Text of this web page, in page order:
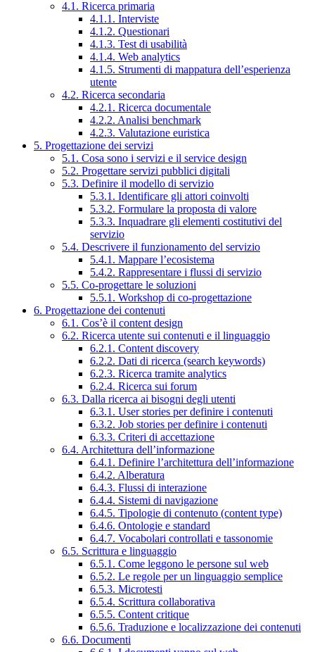
4.1. Ricerca primaria
4.1.1. Interviste
4.1.2. Questionari
4.1.3. Test di usabilità
4.1.4. Web analytics
4.1.5. Strumenti di mappatura dell’esperienza
utente
4.2. Ricerca secondaria
4.2.1. Ricerca documentale
4.2.2. Analisi benchmark
4.2.3. Valutazione euristica
5. Progettazione dei servizi
5.1. Cosa sono i servizi e il service design
5.2. Progettare servizi pubblici digitali
5.3. Definire il modello di servizio
5.3.1. Identificare gli attori coinvolti
5.3.2. Formulare la proposta di valore
5.3.3. Inquadrare gli elementi costitutivi del
servizio
5.4. Descrivere il funzionamento del servizio
5.4.1. Mappare l’ecosistema
5.4.2. Rappresentare i flussi di servizio
5.5. Co-progettare le soluzioni
5.5.1. Workshop di co-progettazione
6. Progettazione dei contenuti
6.1. Cos’è il content design
6.2. Ricerca utente sui contenuti e il linguaggio
6.2.1. Content discovery
6.2.2. Dati di ricerca (search keywords)
6.2.3. Ricerca tramite analytics
6.2.4. Ricerca sui forum
6.3. Dalla ricerca ai bisogni degli utenti
6.3.1. User stories per definire i contenuti
6.3.2. Job stories per definire i contenuti
6.3.3. Criteri di accettazione
6.4. Architettura dell’informazione
6.4.1. Definire l’architettura dell’informazione
6.4.2. Alberatura
6.4.3. Flussi di interazione
6.4.4. Sistemi di navigazione
6.4.5. Tipologie di contenuto (content type)
6.4.6. Ontologie e standard
6.4.7. Vocabolari controllati e tassonomie
6.5. Scrittura e linguaggio
6.5.1. Come leggono le persone sul web
6.5.2. Le regole per un linguaggio semplice
6.5.3. Microtesti
6.5.4. Scrittura collaborativa
6.5.5. Content critique
6.5.6. Traduzione e localizzazione dei contenuti
6.6. Documenti